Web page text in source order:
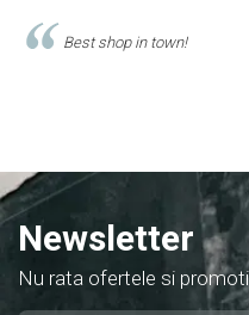
Comand produse de
Newsletter
Nu rata ofertele si